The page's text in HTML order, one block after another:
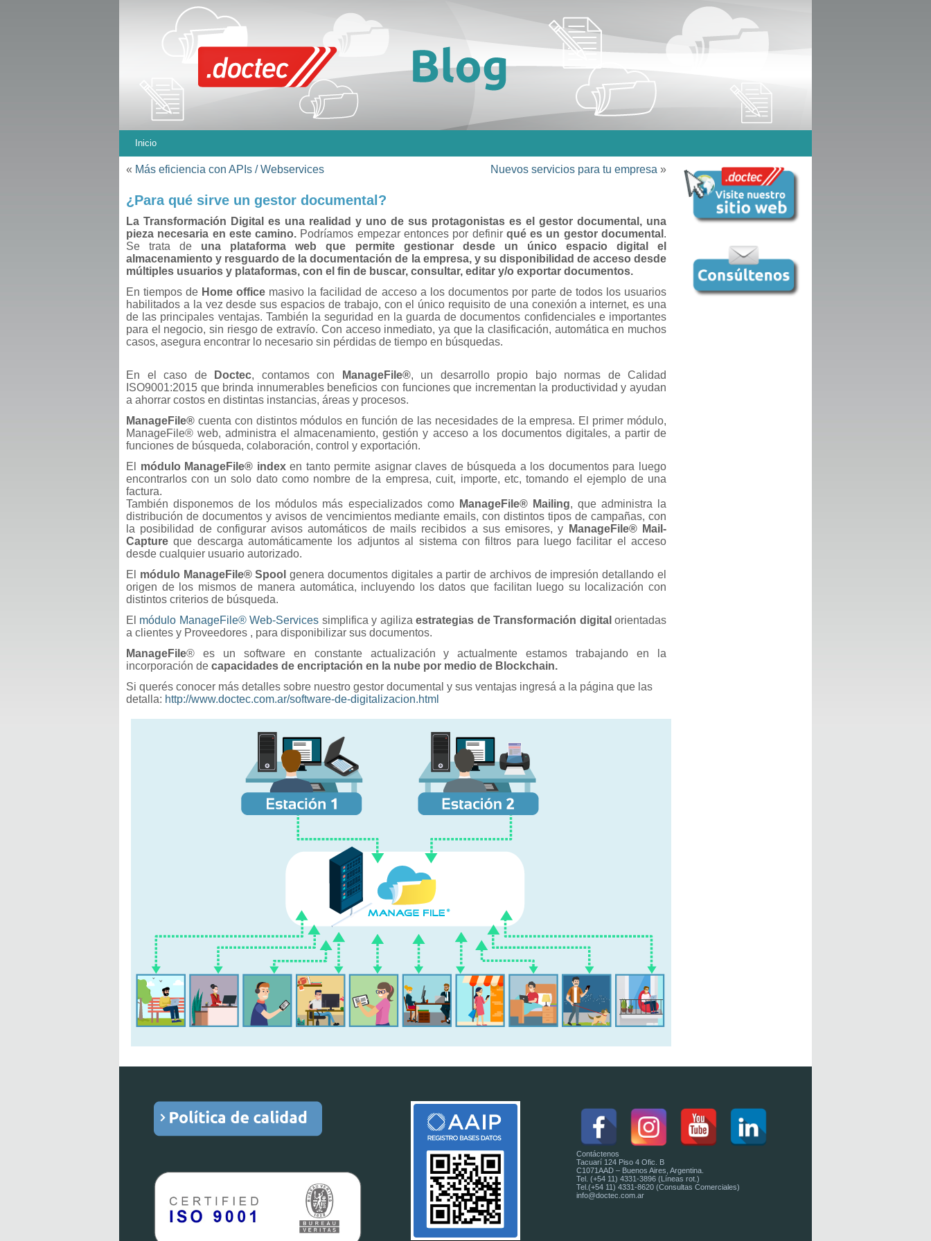
Inicio
« Más eficiencia con APIs / Webservices Nuevos servicios para tu empresa »
¿Para qué sirve un gestor documental?
La Transformación Digital es una realidad y uno de sus protagonistas es el gestor documental, una
pieza necesaria en este camino. Podríamos empezar entonces por definir qué es un gestor documental .
Se trata de una plataforma web que permite gestionar desde un único espacio digital el
almacenamiento y resguardo de la documentación de la empresa, y su disponibilidad de acceso desde
múltiples usuarios y plataformas, con el fin de buscar, consultar, editar y/o exportar documentos.
En tiempos de Home office masivo la facilidad de acceso a los documentos por parte de todos los usuarios
habilitados a la vez desde sus espacios de trabajo, con el único requisito de una conexión a internet, es una
de las principales ventajas. También la seguridad en la guarda de documentos confidenciales e importantes
para el negocio, sin riesgo de extravío. Con acceso inmediato, ya que la clasificación, automática en muchos
casos, asegura encontrar lo necesario sin pérdidas de tiempo en búsquedas.
En el caso de Doctec, contamos con ManageFile®, un desarrollo propio bajo normas de Calidad
ISO9001:2015 que brinda innumerables beneficios con funciones que incrementan la productividad y ayudan
a ahorrar costos en distintas instancias, áreas y procesos.
ManageFile® cuenta con distintos módulos en función de las necesidades de la empresa. El primer módulo,
ManageFile® web, administra el almacenamiento, gestión y acceso a los documentos digitales, a partir de
funciones de búsqueda, colaboración, control y exportación.
El módulo ManageFile® indexen tanto permite asignar claves de búsqueda a los documentos para luego
encontrarlos con un solo dato como nombre de la empresa, cuit, importe, etc, tomando el ejemplo de una
factura.
También disponemos de los módulos más especializados comoManageFile® Mailing, que administra la
distribución de documentos y avisos de vencimientos mediante emails, con distintos tipos de campañas, con
la posibilidad de configurar avisos automáticos de mails recibidos a sus emisores, y
ManageFile® Mail-
Capture que descarga automáticamente los adjuntos al sistema con filtros para luego facilitar el acceso
desde cualquier usuario autorizado.
El módulo ManageFile® Spool genera documentos digitales a partir de archivos de impresión detallando el
origen de los mismos de manera automática, incluyendo los datos que facilitan luego su localización con
distintos criterios de búsqueda.
El módulo ManageFile® Web-Services simplifica y agiliza estrategias de Transformación digital orientadas
a clientes y Proveedores , para disponibilizar sus documentos.
ManageFile® es un software en constante actualización y actualmente estamos trabajando en la
incorporación de capacidades de encriptación en la nube por medio de Blockchain.
Si querés conocer más detalles sobre nuestro gestor documental y sus ventajas ingresá a la página que las
detalla: http://www.doctec.com.ar/software-de-digitalizacion.html
Contáctenos
Tacuarí 124 Piso 4 Ofic. B
C1071AAD – Buenos Aires, Argentina.
Tel. (+54 11) 4331-3896 (Líneas rot.)
Tel.(+54 11) 4331-8620 (Consultas Comerciales)
info@doctec.com.ar